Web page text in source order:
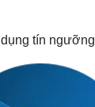
tín